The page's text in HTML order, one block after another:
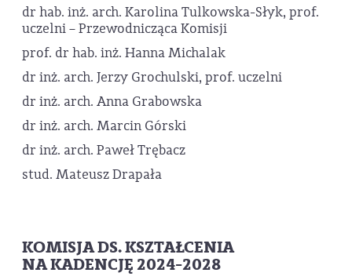
dr hab. inż. arch. Karolina Tulkowska-Słyk, prof.
uczelni – Przewodnicząca Komisji
prof. dr hab. inż. Hanna Michalak
dr inż. arch. Jerzy Grochulski, prof. uczelni
dr inż. arch. Anna Grabowska
dr inż. arch. Marcin Górski
dr inż. arch. Paweł Trębacz
stud. Mateusz Drapała
KOMISJA DS. KSZTAŁCENIA
NA KADENCJĘ 2024-2028